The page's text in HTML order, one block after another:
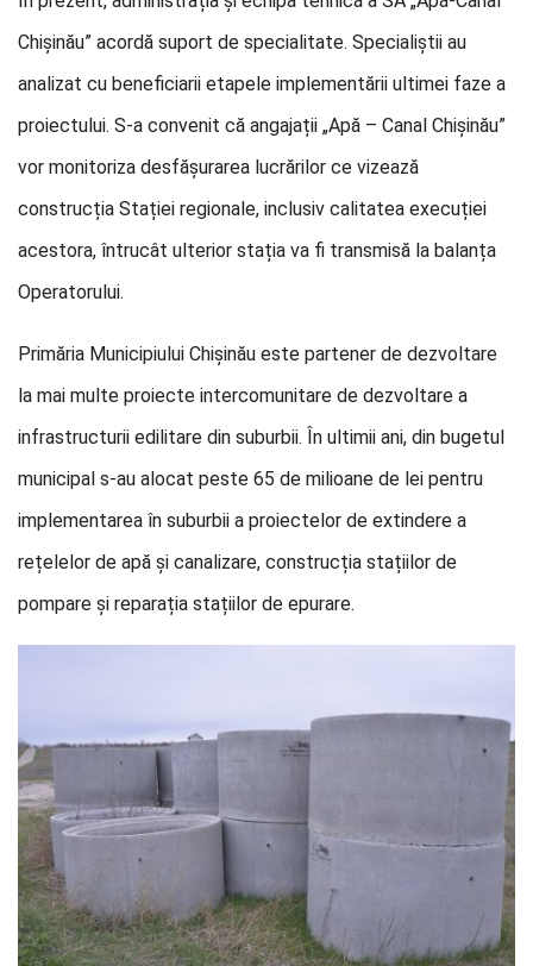
Chișinău” acordă suport de specialitate. Specialiștii au
analizat cu beneficiarii etapele implementării ultimei faze a
proiectului. S-a convenit că angajații „Apă – Canal Chișinău”
vor monitoriza desfășurarea lucrărilor ce vizează
construcția Stației regionale, inclusiv calitatea execuției
acestora, întrucât ulterior stația va fi transmisă la balanța
Operatorului.
Primăria Municipiului Chișinău este partener de dezvoltare
la mai multe proiecte intercomunitare de dezvoltare a
infrastructurii edilitare din suburbii. În ultimii ani, din bugetul
municipal s-au alocat peste 65 de milioane de lei pentru
implementarea în suburbii a proiectelor de extindere a
rețelelor de apă și canalizare, construcția stațiilor de
pompare și reparația stațiilor de epurare.